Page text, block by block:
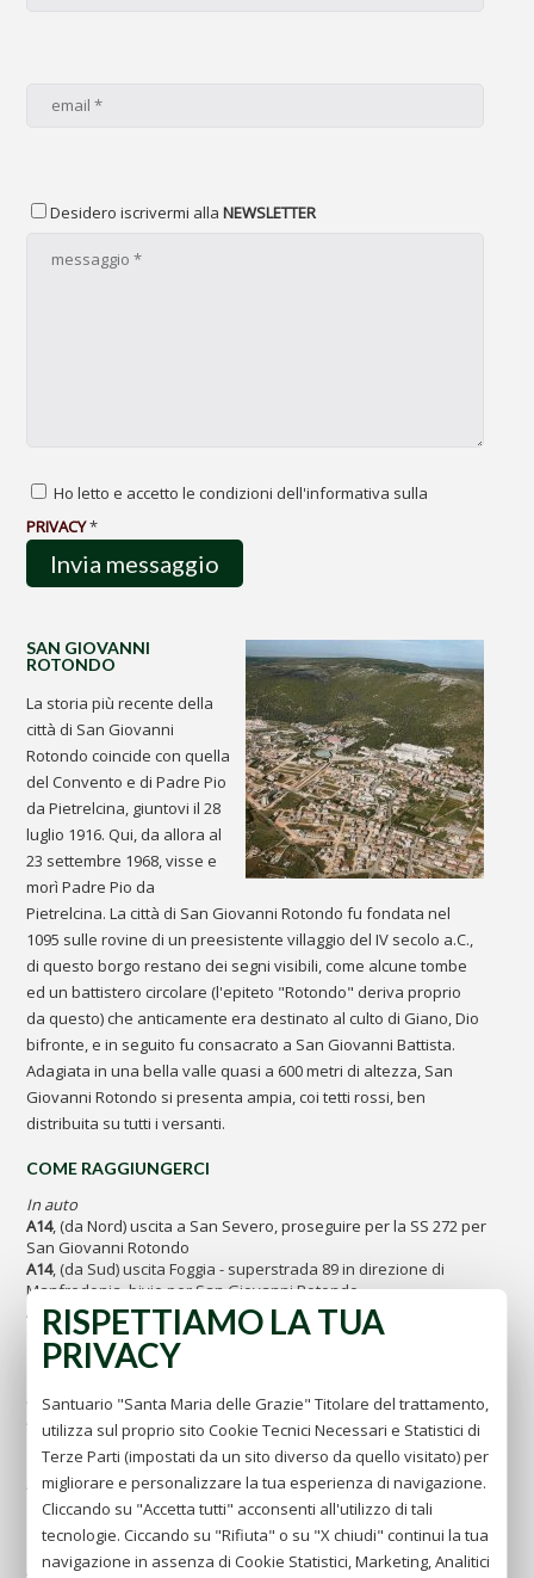
Desidero iscrivermi allaNEWSLETTER
Ho letto e accetto le condizioni dell'informativa sulla
PRIVACY*
SAN GIOVANNI
ROTONDO
La storia più recente della
città di San Giovanni
Rotondo coincide con quella
del Convento e di Padre Pio
da Pietrelcina, giuntovi il 28
luglio 1916. Qui, da allora al
23 settembre 1968, visse e
morì Padre Pio da
Pietrelcina. La città di San Giovanni Rotondo fu fondata nel
1095 sulle rovine di un preesistente villaggio del IV secolo a.C.,
di questo borgo restano dei segni visibili, come alcune tombe
ed un battistero circolare (l'epiteto "Rotondo" deriva proprio
da questo) che anticamente era destinato al culto di Giano, Dio
bifronte, e in seguito fu consacrato a San Giovanni Battista.
Adagiata in una bella valle quasi a 600 metri di altezza, San
Giovanni Rotondo si presenta ampia, coi tetti rossi, ben
distribuita su tutti i versanti.
COME RAGGIUNGERCI
In auto
A14, (da Nord) uscita a San Severo, proseguire per la SS 272 per
San Giovanni Rotondo
A14, (da Sud) uscita Foggia - superstrada 89 in direzione di
Manfredonia, bivio per San Giovanni Rotondo
A16, uscita Candela e proseguire per la superstrada 89 in
direzione di Manfredonia, bivio San Giovanni Rotondo
Aeroporti più vicini:
Aeroporto di Foggia -
www.aeroportidipuglia.it
"Aeroporto civile - Gino Lisa"
Aeroporti di Roma -www.adr.it
"Leonardo da Vinci-Fiumicino"
"G.B. Pastino-Ciampino"
Aeroporto di Napoli -www.gesac.it
RISPETTIAMO LA TUA
PRIVACY
Santuario "Santa Maria delle Grazie" Titolare del trattamento,
utilizza sul proprio sito Cookie Tecnici Necessari e Statistici di
Terze Parti (impostati da un sito diverso da quello visitato) per
migliorare e personalizzare la tua esperienza di navigazione.
Cliccando su "Accetta tutti" acconsenti all'utilizzo di tali
tecnologie. Ciccando su "Rifiuta" o su "X chiudi" continui la tua
navigazione in assenza di Cookie Statistici, Marketing, Analitici